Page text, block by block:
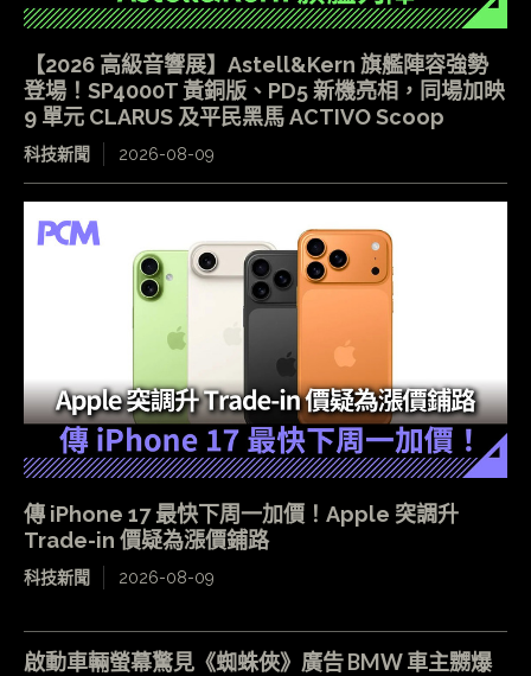
【2026 高級音響展】Astell&Kern 旗艦陣容強勢
登場！SP4000T 黃銅版、PD5 新機亮相，同場加映
9 單元 CLARUS 及平民黑馬 ACTIVO Scoop
科技新聞 2026-08-09
傳 iPhone 17 最快下周一加價！Apple 突調升
Trade-in 價疑為漲價鋪路
科技新聞 2026-08-09
啟動車輛螢幕驚見《蜘蛛俠》廣告 BMW 車主嬲爆